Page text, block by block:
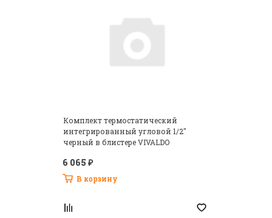
Комплект термостатический
интегрированный угловой 1/2"
черный в блистере VIVALDO
6 065 ₽
В корзину